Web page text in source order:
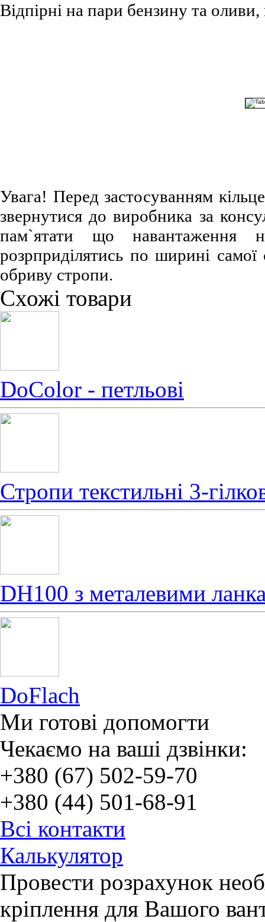
Відпірні на пари бензину та оливи,
Увага! Перед застосуванням
звернутися до виробника за
пам`ятати що навантаження
розрприділятись по ширині самої
обриву стропи.
Схожі товари
DoColor - петльові
Стропи текстильні 3-
DH100 з металевими
DoFlach
Ми готові допомогти
Чекаємо на ваші дзвінки:
+380 (67) 502-59-70
+380 (44) 501-68-91
Всі контакти
Калькулятор
Провести розрахунок
кріплення для Вашого